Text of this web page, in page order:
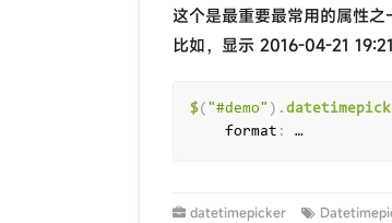
这个是最重要最常用的属性
比如，显示 2016-04-21 19:21
$( "#demo" ) .
    format
: …
datetimepicker